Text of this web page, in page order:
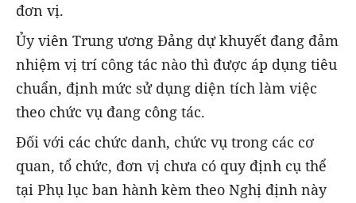
đơn vị.
Ủy viên Trung ương Đảng dự khuyết đang đảm
nhiệm vị trí công tác nào thì được áp dụng tiêu
chuẩn, định mức sử dụng diện tích làm việc
theo chức vụ đang công tác.
Đối với các chức danh, chức vụ trong các cơ
quan, tổ chức, đơn vị chưa có quy định cụ thể
tại Phụ lục ban hành kèm theo Nghị định này